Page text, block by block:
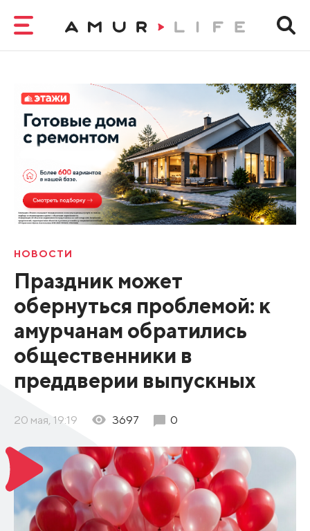
НОВОСТИ
Праздник может
обернуться проблемой: к
амурчанам обратились
общественники в
преддверии выпускных
20 мая, 19:19 3697 0